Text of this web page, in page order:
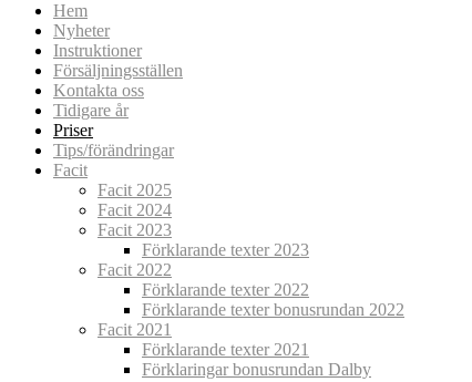
Hem
Nyheter
Instruktioner
Försäljningsställen
Kontakta oss
Tidigare år
Priser
Tips/förändringar
Facit
Facit 2025
Facit 2024
Facit 2023
Förklarande texter 2023
Facit 2022
Förklarande texter 2022
Förklarande texter bonusrundan 2022
Facit 2021
Förklarande texter 2021
Förklaringar bonusrundan Dalby